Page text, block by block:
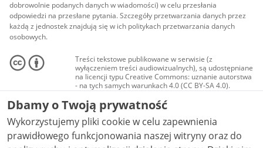
dobrowolnie podanych danych w wiadomości) w celu przesłania
odpowiedzi na przesłane pytania. Szczegóły przetwarzania danych przez
każdą z jednostek znajdują się w ich politykach przetwarzania danych
osobowych.
Treści tekstowe publikowane w serwisie (z
wyłączeniem treści audiowizualnych), są udostępniane
na licencji typu Creative Commons: uznanie autorstwa
- na tych samych warunkach 4.0 (CC BY-SA 4.0).
Materiały audiowizualne, w tym zdjęcia, materiały
audio i wideo, są udostępniane na licencji typu
Creative Commons: uznanie autorstwa użycie
niekomercyjne - bez utworów zależnych 4.0 (CC BY-
NC-ND 4.0), o ile nie jest to stwierdzone inaczej.
Dbamy o Twoją prywatność
Wykorzystujemy pliki cookie w celu zapewnienia
prawidłowego funkcjonowania naszej witryny oraz do